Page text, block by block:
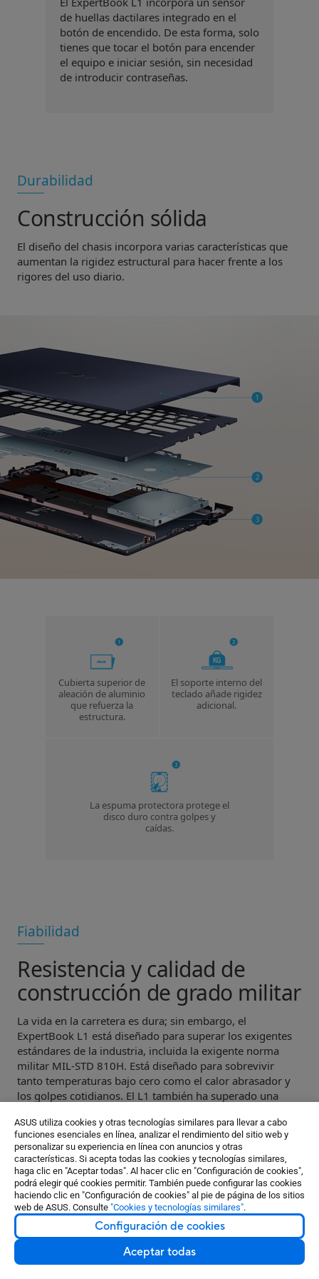
ASUS utiliza cookies y otras tecnologías similares para llevar a cabo
funciones esenciales en línea, analizar el rendimiento del sitio web y
personalizar su experiencia en línea con anuncios y otras
características. Si acepta todas las cookies y tecnologías similares,
haga clic en "Aceptar todas". Al hacer clic en "Configuración de cookies",
podrá elegir qué cookies permitir. También puede configurar las cookies
haciendo clic en "Configuración de cookies" al pie de página de los sitios
web de ASUS. Consulte "Cookies y tecnologías similares".
Configuración de cookies
Aceptar todas
de huellas dactilares integrado en el
botón de encendido. De esta forma, solo
tienes que tocar el botón para encender
el equipo e iniciar sesión, sin necesidad
de introducir contraseñas.
mientras no la utilizas. Ábrela para
hacer videollamadas o grabaciones y
vuelve a cerrarla cuando hayas
terminado.
datos permanecen cifrados, es
prácticamente imposible que los
hackers puedan acceder a ellos.
Durabilidad
Construcción sólida
El diseño del chasis incorpora varias características que
aumentan la rigidez estructural para hacer frente a los
rigores del uso diario.
Cubierta superior de
aleación de aluminio
que refuerza la
estructura.
El soporte interno del
teclado añade rigidez
adicional.
La espuma protectora protege el
disco duro contra golpes y
caídas.
Fiabilidad
Resistencia y calidad de
construcción de grado militar
La vida en la carretera es dura; sin embargo, el
ExpertBook L1 está diseñado para superar los exigentes
estándares de la industria, incluida la exigente norma
militar MIL-STD 810H. Está diseñado para sobrevivir
tanto temperaturas bajo cero como el calor abrasador y
los golpes cotidianos. El L1 también ha superado una
ensayos de presión sobre el panel, golpes y caídas7.
Más información sobre la calidad de ASUS
ExpertBook